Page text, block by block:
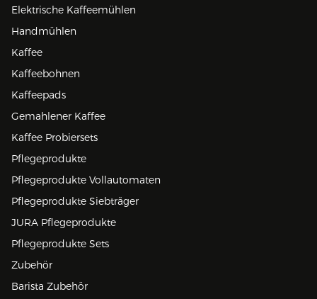
Elektrische Kaffeemühlen
Handmühlen
Kaffee
Kaffeebohnen
Kaffeepads
Gemahlener Kaffee
Kaffee Probiersets
Pflegeprodukte
Pflegeprodukte Vollautomaten
Pflegeprodukte Siebträger
JURA Pflegeprodukte
Pflegeprodukte Sets
Zubehör
Barista Zubehör